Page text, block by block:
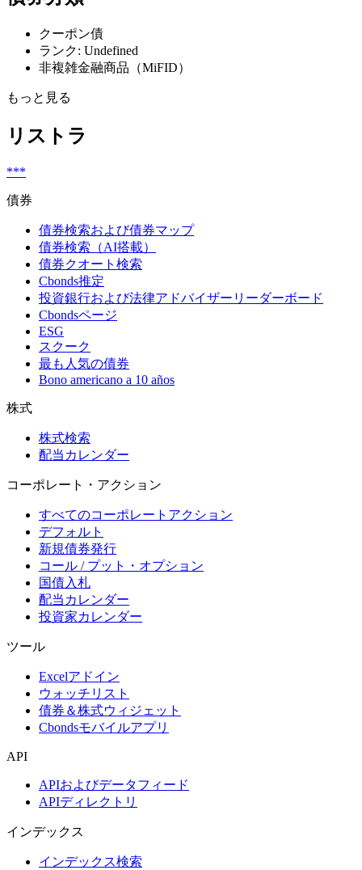
クーポン債
ランク: Undefined
非複雑金融商品（MiFID）
もっと見る
リストラ
***
債券
債券検索および債券マップ
債券検索（AI搭載）
債券クオート検索
Cbonds推定
投資銀行および法律アドバイザーリーダーボード
Cbondsページ
ESG
スクーク
最も人気の債券
Bono americano a 10 años
株式
株式検索
配当カレンダー
コーポレート・アクション
すべてのコーポレートアクション
デフォルト
新規債券発行
コール / プット・オプション
国債入札
配当カレンダー
投資家カレンダー
ツール
Excelアドイン
ウォッチリスト
債券＆株式ウィジェット
Cbondsモバイルアプリ
API
APIおよびデータフィード
APIディレクトリ
インデックス
インデックス検索